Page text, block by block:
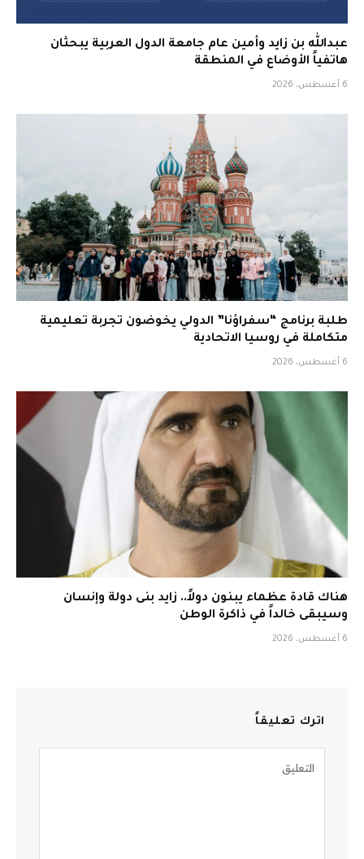
عبدالله بن زايد وأمين عام جامعة الدول العربية يبحثان
هاتفياً الأوضاع في المنطقة
6 أغسطس، 2026
طلبة برنامج “سفراؤنا” الدولي يخوضون تجربة تعليمية
متكاملة في روسيا الاتحادية
6 أغسطس، 2026
هناك قادة عظماء يبنون دولاً.. زايد بنى دولة وإنسان
وسيبقى خالداً في ذاكرة الوطن
6 أغسطس، 2026
اترك تعليقاً